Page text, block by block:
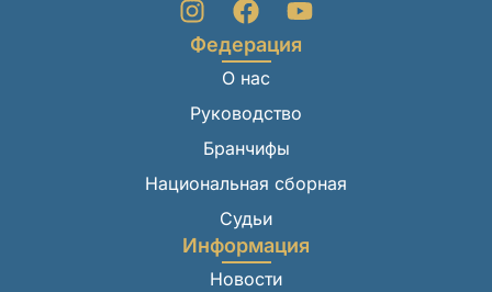
Федерация
О нас
Руководство
Бранчифы
Национальная сборная
Судьи
Информация
Новости